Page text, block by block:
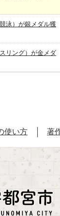
泳）が銀メダル獲
リング）が金メダ
使い方 著